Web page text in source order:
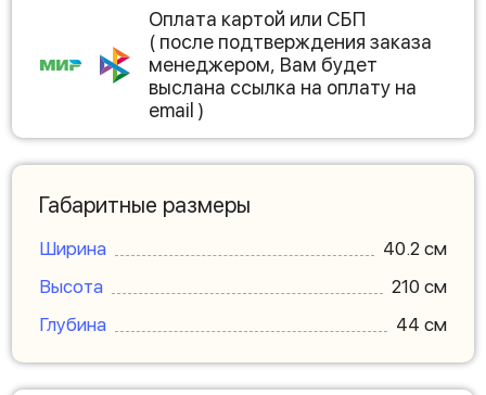
Оплата картой или СБП
( после подтверждения заказа
менеджером, Вам будет
выслана ссылка на оплату на
email )
Габаритные размеры
Ширина
40.2 см
Высота
210 см
Глубина
44 см